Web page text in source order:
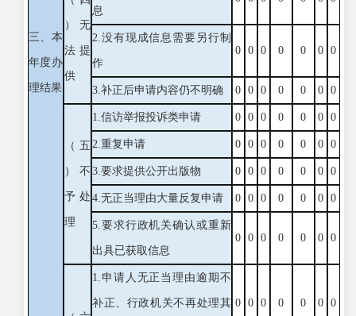
三、本
年度办
理结果
）无
法提
供
息
2.没有现成信息需要另行制
作
0 0 0 0 0 0 0
3.补正后申请内容仍不明确 0 0 0 0 0 0 0
（五
）不
予处
理
1.信访举报投诉类申请 0 0 0 0 0 0 0
2.重复申请 0 0 0 0 0 0 0
3.要求提供公开出版物 0 0 0 0 0 0 0
4.无正当理由大量反复申请 0 0 0 0 0 0 0
5.要求行政机关确认或重新
出具已获取信息
0 0 0 0 0 0 0
1.申请人无正当理由逾期不
补正、行政机关不再处理其 0 0 0 0 0 0 0